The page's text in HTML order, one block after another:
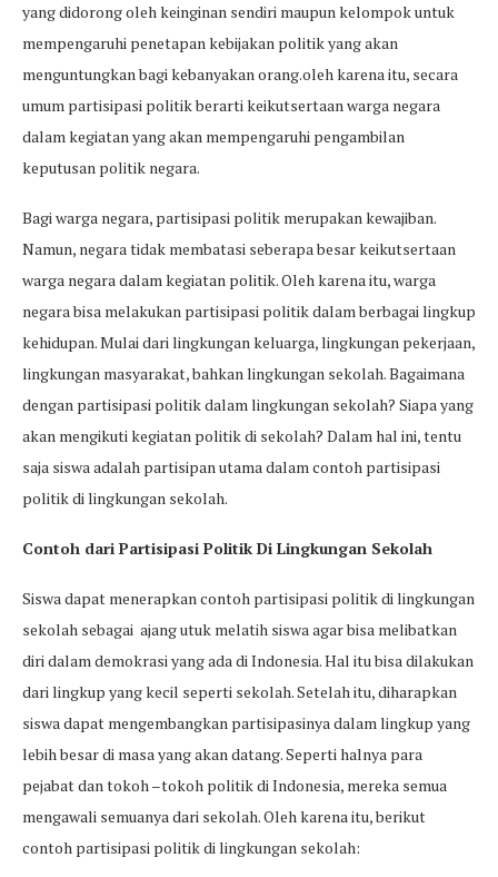
yang didorong oleh keinginan sendiri maupun kelompok untuk
mempengaruhi penetapan kebijakan politik yang akan
menguntungkan bagi kebanyakan orang.oleh karena itu, secara
umum partisipasi politik berarti keikutsertaan warga negara
dalam kegiatan yang akan mempengaruhi pengambilan
keputusan politik negara.
Bagi warga negara, partisipasi politik merupakan kewajiban.
Namun, negara tidak membatasi seberapa besar keikutsertaan
warga negara dalam kegiatan politik. Oleh karena itu, warga
negara bisa melakukan partisipasi politik dalam berbagai lingkup
kehidupan. Mulai dari lingkungan keluarga, lingkungan pekerjaan,
lingkungan masyarakat, bahkan lingkungan sekolah. Bagaimana
dengan partisipasi politik dalam lingkungan sekolah? Siapa yang
akan mengikuti kegiatan politik di sekolah? Dalam hal ini, tentu
saja siswa adalah partisipan utama dalam contoh partisipasi
politik di lingkungan sekolah.
Contoh dari Partisipasi Politik Di Lingkungan Sekolah
Siswa dapat menerapkan contoh partisipasi politik di lingkungan
sekolah sebagai ajang utuk melatih siswa agar bisa melibatkan
diri dalam demokrasi yang ada di Indonesia. Hal itu bisa dilakukan
dari lingkup yang kecil seperti sekolah. Setelah itu, diharapkan
siswa dapat mengembangkan partisipasinya dalam lingkup yang
lebih besar di masa yang akan datang. Seperti halnya para
pejabat dan tokoh –tokoh politik di Indonesia, mereka semua
mengawali semuanya dari sekolah. Oleh karena itu, berikut
contoh partisipasi politik di lingkungan sekolah: